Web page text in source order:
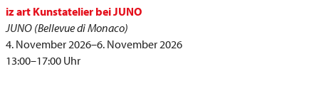
iz art Kunstatelier bei JUNO
JUNO (Bellevue di Monaco)
4. November 2026–6. November 2026
13:00–17:00 Uhr